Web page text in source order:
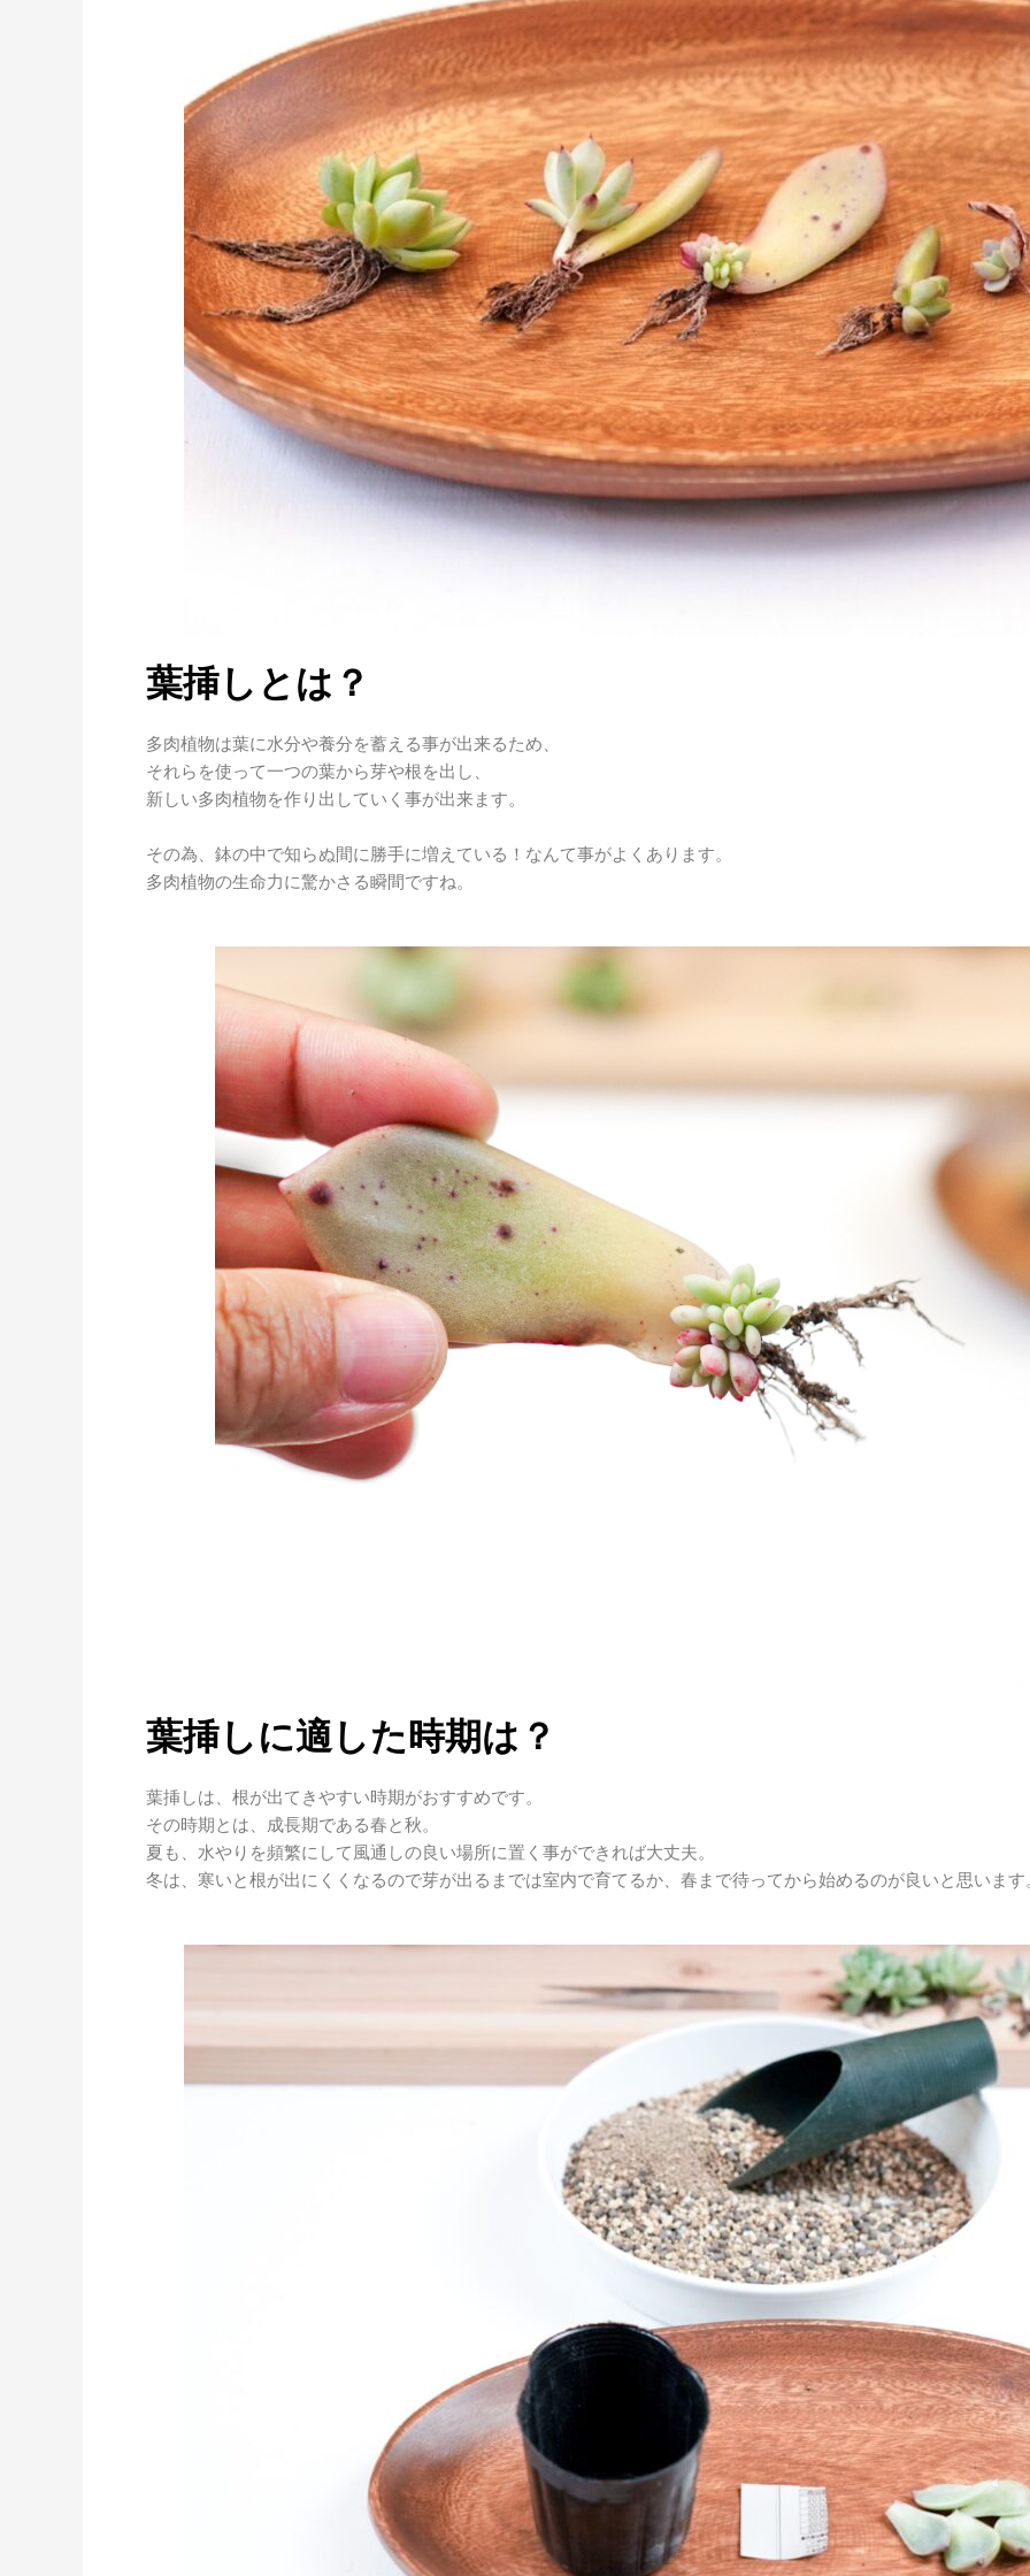
葉挿しとは？
多肉植物は葉に水分や養分を蓄える事が出来るため、
それらを使って一つの葉から芽や根を出し、
新しい多肉植物を作り出していく事が出来ます。
その為、鉢の中で知らぬ間に勝手に増えている！なんて事がよくあります。
多肉植物の生命力に驚かさる瞬間ですね。
葉挿しに適した時期は？
葉挿しは、根が出てきやすい時期がおすすめです。
その時期とは、成長期である春と秋。
夏も、水やりを頻繁にして風通しの良い場所に置く事ができれば大丈夫。
冬は、寒いと根が出にくくなるので芽が出るまでは室内で育てるか、春まで待ってから始めるのが良いと思います